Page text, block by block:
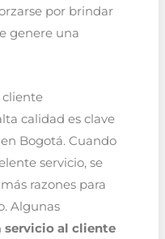
por brindar
genere una
cliente
calidad es clave
Bogotá. Cuando
servicio, se
razones para
Algunas
servicio al cliente